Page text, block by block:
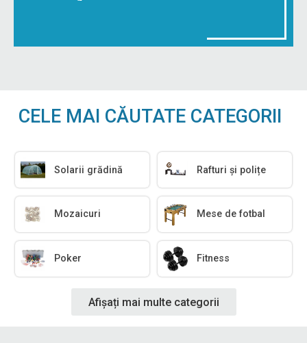
CELE MAI CĂUTATE CATEGORII
Solarii grădină Rafturi și polițe
Mozaicuri Mese de fotbal
Poker Fitness
Afișați mai multe categorii